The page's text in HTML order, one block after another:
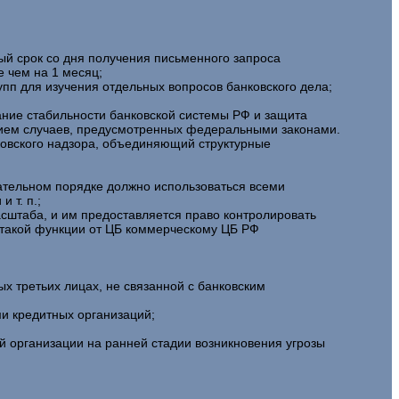
срок со дня получения письменного запроса
чем на 1 месяц;
для изучения отдельных вопросов банковского дела;
стабильности банковской системы РФ и защита
случаев, предусмотренных федеральными законами.
надзора, объединяющий структурные
порядке должно использоваться всеми
т. п.;
и им предоставляется право контролировать
такой функции от ЦБ коммерческому ЦБ РФ
лицах, не связанной с банковским
кредитных организаций;
на ранней стадии возникновения угрозы